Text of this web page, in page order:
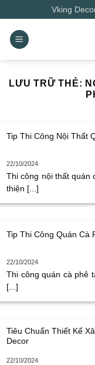
qua
nội
dung
Vking
LƯU TRỮ THẺ:
Tip Thi Công Nội Thất
22/10/2024
Thi công nội thất quán
thiện [...]
Tip Thi Công Quán Cà
22/10/2024
Thi công quán cà phê
[...]
Tiêu Chuẩn Thiết Kế
Decor
22/10/2024